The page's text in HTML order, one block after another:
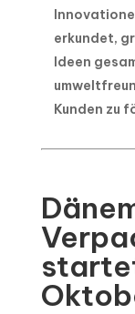
erkundet,
Ideen
Kunden zu